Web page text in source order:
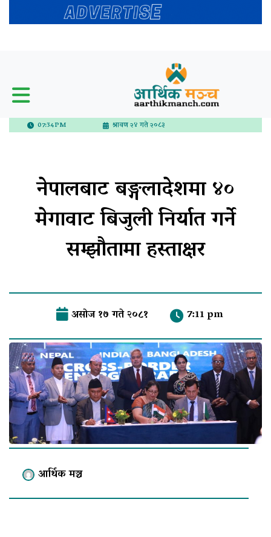
07:34PM श्रावण २४ गते २०८३
नेपालबाट बङ्गलादेशमा ४०
मेगावाट बिजुली निर्यात गर्ने
सम्झौतामा हस्ताक्षर
असाेज १७ गते २०८१ 7:11 pm
आर्थिक मञ्च